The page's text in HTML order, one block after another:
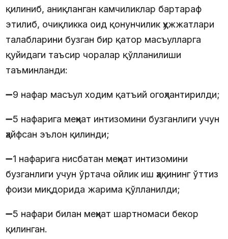
қилиниб, аниқланган камчиликлар бартараф
этилиб, очиқликка оид қонунчилик ҳужжатлари
талабларини бузган бир қатор масъулларга
қуйидаги таъсир чоралар қўлланилиши
таъминланди:
➖9 нафар масъул ходим қатъий огоҳлантирилди;
➖5 нафарига меҳнат интизомини бузганлиги учун
ҳайфсан эълон қилинди;
➖1 нафарига нисбатан меҳнат интизомини
бузганлиги учун ўртача ойлик иш ҳақининг ўттиз
фоизи миқдорида жарима қўлланилди;
➖5 нафари билан меҳнат шартномаси бекор
қилинган.